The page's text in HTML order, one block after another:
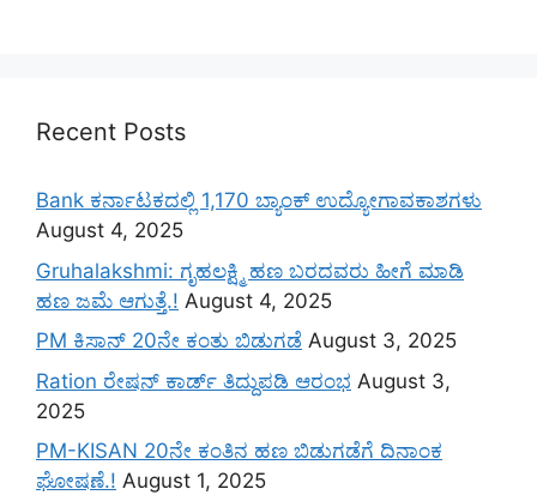
Recent Posts
Bank ಕರ್ನಾಟಕದಲ್ಲಿ 1,170 ಬ್ಯಾಂಕ್ ಉದ್ಯೋಗಾವಕಾಶಗಳು
August 4, 2025
Gruhalakshmi: ಗೃಹಲಕ್ಷ್ಮಿ ಹಣ ಬರದವರು ಹೀಗೆ ಮಾಡಿ
ಹಣ ಜಮೆ‌ ಆಗುತ್ತೆ.! August 4, 2025
PM ಕಿಸಾನ್ 20ನೇ ಕಂತು ಬಿಡುಗಡೆ August 3, 2025
Ration ರೇಷನ್ ಕಾರ್ಡ್ ತಿದ್ದುಪಡಿ ಆರಂಭ August 3,
2025
PM-KISAN 20ನೇ ಕಂತಿನ ಹಣ ಬಿಡುಗಡೆಗೆ ದಿನಾಂಕ
ಘೋಷಣೆ.! August 1, 2025